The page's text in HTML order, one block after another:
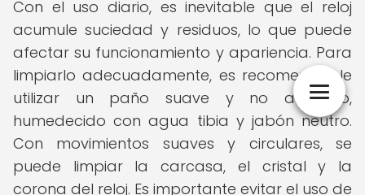
Con el uso diario, es inevitable que el reloj
acumule suciedad y residuos, lo que puede
afectar su funcionamiento y apariencia. Para
limpiarlo adecuadamente, es recomendable
utilizar un paño suave y no abrasivo,
humedecido con agua tibia y jabón neutro.
Con movimientos suaves y circulares, se
puede limpiar la carcasa, el cristal y la
corona del reloj. Es importante evitar el uso de